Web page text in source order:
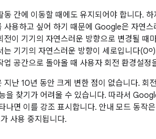
동 간에 이동할 때에도 유지되어야 합니다.
사용하고 싶어 하기 때문에 Google은 자연
전이 기기의 자연스러운 방향으로 변경될 때
는 기기의 자연스러운 방향이 세로입니다
업 공간으로 돌아올 때 사용자 회전 환경설정
지난 10년 동안 크게 변한 점이 없습니다. 회
을 찾기가 어려울 수 있습니다. 따라서
나면 이를 강조 표시합니다. 안내 모드 동작
사용 중지됩니다.